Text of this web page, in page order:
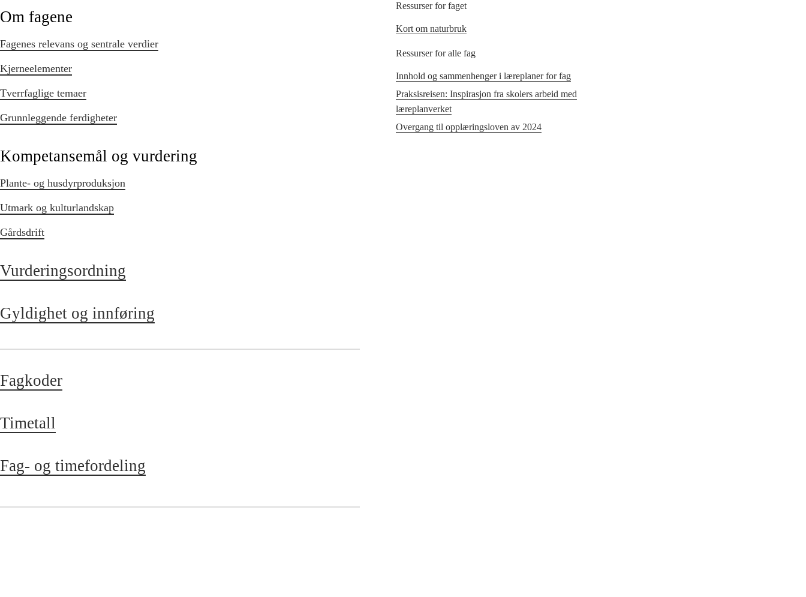
Om fagene
Fagenes relevans og sentrale verdier
Kjerneelementer
Tverrfaglige temaer
Grunnleggende ferdigheter
Kompetansemål og vurdering
Plante- og husdyrproduksjon
Utmark og kulturlandskap
Gårdsdrift
Vurderingsordning
Gyldighet og innføring
Fagkoder
Timetall
Fag- og timefordeling
Ressurser for faget
Kort om naturbruk
Ressurser for alle fag
Innhold og sammenhenger i læreplaner for fag
Praksisreisen: Inspirasjon fra skolers arbeid med
læreplanverket
Overgang til opplæringsloven av 2024